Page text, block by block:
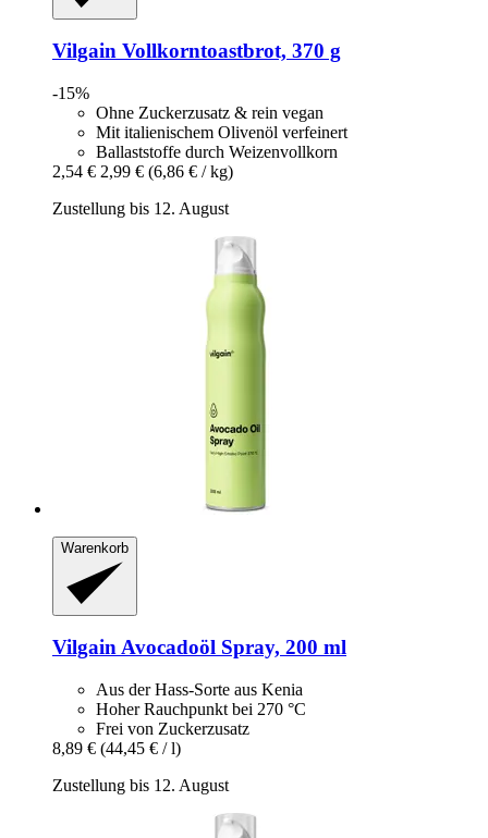
Vilgain Vollkorntoastbrot, 370 g
-15%
Ohne Zuckerzusatz & rein vegan
Mit italienischem Olivenöl verfeinert
Ballaststoffe durch Weizenvollkorn
2,54 € 2,99 € (6,86 € / kg)
Zustellung bis 12. August
Warenkorb
VilgainAvocadoöl Spray, 200 ml
Aus der Hass-Sorte aus Kenia
Hoher Rauchpunkt bei 270 °C
Frei von Zuckerzusatz
8,89 € (44,45 € / l)
Zustellung bis 12. August